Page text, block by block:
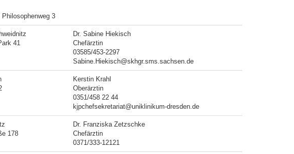
3
41
Dr. Sabine Hiekisch
Chefärztin
03585/453-2297
Sabine.Hiekisch@skhgr.sms.sachsen.de
Kerstin Krahl
Oberärztin
0351/458 22 44
kjpchefsekretariat@uniklinikum-dresden.de
178
Dr. Franziska Zetzschke
Chefärztin
0371/333-12121